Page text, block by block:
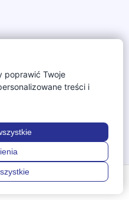
poprawić Twoje
treści i